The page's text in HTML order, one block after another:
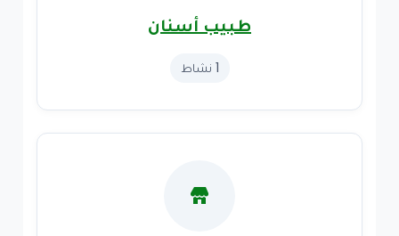
طبيب أسنان
1 نشاط